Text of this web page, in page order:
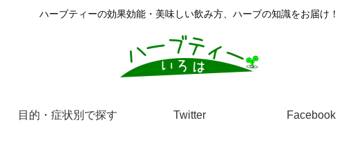
ハーブティーの効果効能・美味しい飲み方、ハーブの知識をお届け！
目的・症状別で探す Twitter Facebook